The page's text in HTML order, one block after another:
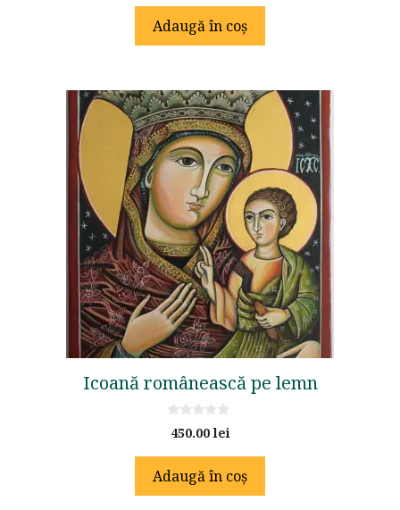
o
f
5
Adaugă în coș
Icoană românească pe lemn
o
o
f
5
450.00lei
Adaugă în coș